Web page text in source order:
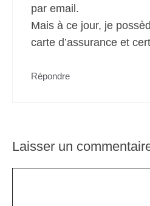
par email.
Mais à ce jour, je
carte d’assurance et
Répondre
Laisser un